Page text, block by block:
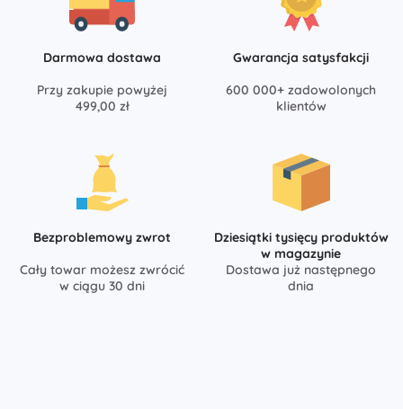
Darmowa dostawa
Przy zakupie powyżej
499,00 zł
Gwarancja satysfakcji
600 000+ zadowolonych
klientów
Bezproblemowy zwrot
Cały towar możesz zwrócić
w ciągu 30 dni
Dziesiątki tysięcy produktów
w magazynie
Dostawa już następnego
dnia